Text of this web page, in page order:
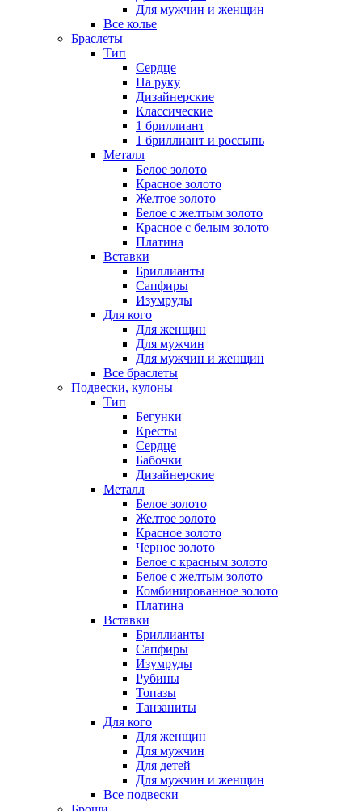
Для мужчин и женщин
Все колье
Браслеты
Тип
Сердце
На руку
Дизайнерские
Классические
1 бриллиант
1 бриллиант и россыпь
Металл
Белое золото
Красное золото
Желтое золото
Белое с желтым золото
Красное с белым золото
Платина
Вставки
Бриллианты
Сапфиры
Изумруды
Для кого
Для женщин
Для мужчин
Для мужчин и женщин
Все браслеты
Подвески, кулоны
Тип
Бегунки
Кресты
Сердце
Бабочки
Дизайнерские
Металл
Белое золото
Желтое золото
Красное золото
Черное золото
Белое с красным золото
Белое с желтым золото
Комбинированное золото
Платина
Вставки
Бриллианты
Сапфиры
Изумруды
Рубины
Топазы
Танзаниты
Для кого
Для женщин
Для мужчин
Для детей
Для мужчин и женщин
Все подвески